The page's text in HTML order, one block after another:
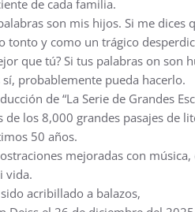
de cada familia.
son mis hijos. Si me
tonto y como un trágico
que tú? Si tus palabras on son
probablemente pueda hacerlo.
de “La Serie de Grandes
de los 8,000 grandes pasajes de
50 años.
mejoradas con
vida.
acribillado a balazos,